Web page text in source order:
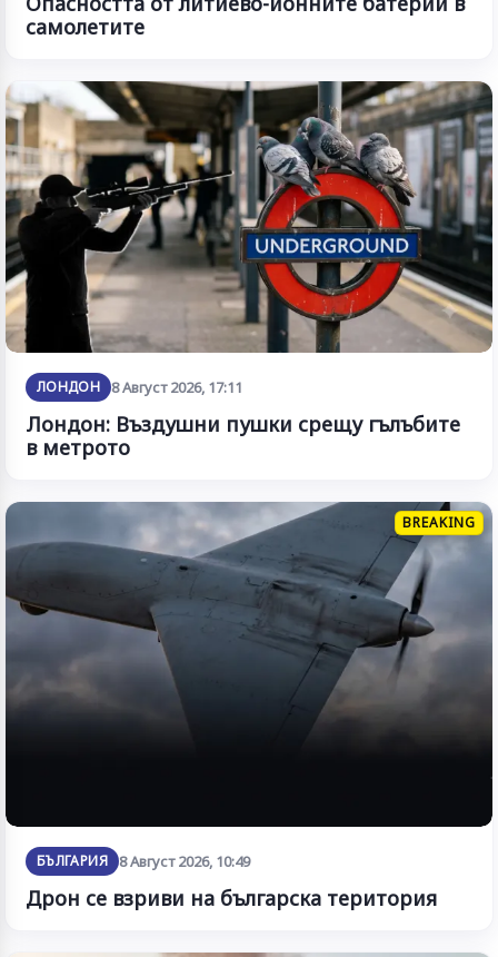
самолетите
ЛОНДОН 8 Август 2026, 17:11
Лондон: Въздушни пушки срещу гълъбите
в метрото
BREAKING
БЪЛГАРИЯ 8 Август 2026, 10:49
Дрон се взриви на българска територия